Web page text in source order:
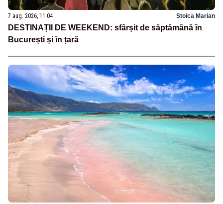
7 aug. 2026, 11:04 Stoica Marian
DESTINAȚII DE WEEKEND: sfârșit de săptămână în
București și în țară